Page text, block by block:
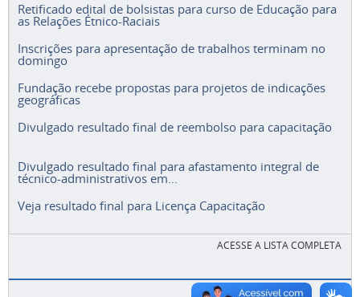
Retificado edital de bolsistas para curso de Educação para
as Relações Étnico-Raciais
Inscrições para apresentação de trabalhos terminam no
domingo
Fundação recebe propostas para projetos de indicações
geográficas
Divulgado resultado final de reembolso para capacitação
Divulgado resultado final para afastamento integral de
técnico-administrativos em...
Veja resultado final para Licença Capacitação
ACESSE A LISTA COMPLETA